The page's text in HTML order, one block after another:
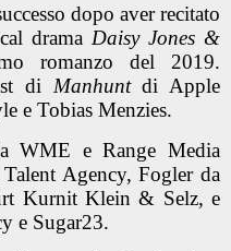
dopo aver recitato
drama Daisy Jones &
romanzo del 2019.
di Manhuntdi Apple
e Tobias Menzies.
WME e Range Media
Agency, Fogler da
Kurnit Klein & Selz, e
e Sugar23.